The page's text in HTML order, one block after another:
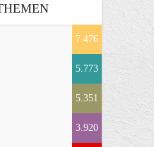
7.476
5.773
5.351
3.920